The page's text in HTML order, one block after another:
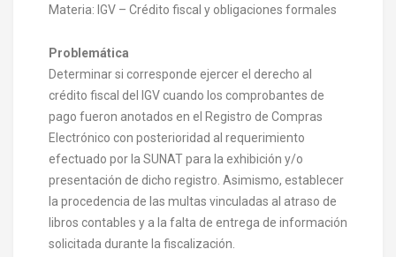
Materia: IGV – Crédito fiscal y obligaciones formales
Problemática
Determinar si corresponde ejercer el derecho al
crédito fiscal del IGV cuando los comprobantes de
pago fueron anotados en el Registro de Compras
Electrónico con posterioridad al requerimiento
efectuado por la SUNAT para la exhibición y/o
presentación de dicho registro. Asimismo, establecer
la procedencia de las multas vinculadas al atraso de
libros contables y a la falta de entrega de información
solicitada durante la fiscalización.